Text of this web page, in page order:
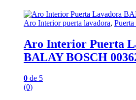
Aro Interior puerta lavadora,
Aro Interior Puerta
BALAY BOSCH
0 de 5
(0)